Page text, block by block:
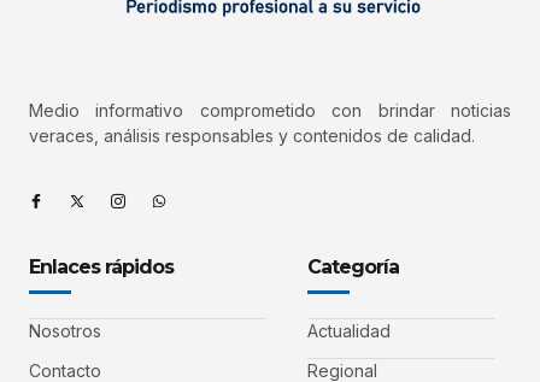
Medio informativo comprometido con brindar noticias
veraces, análisis responsables y contenidos de calidad.
Enlaces rápidos
Nosotros
Contacto
Categoría
Actualidad
Regional